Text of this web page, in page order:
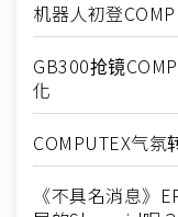
机器人初登
GB300抢镜
化
COMPUTEX气
《不具名消息》